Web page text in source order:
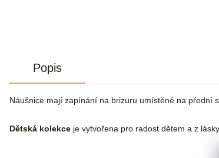
Popis
Náušnice mají zapínání na brizuru umístěné na přední
Dětská kolekce je vytvořena pro radost dětem a z